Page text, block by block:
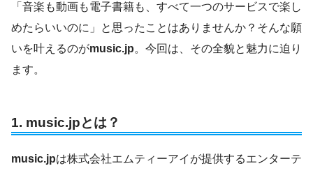
「音楽も動画も電子書籍も、すべて一つのサービスで楽し
めたらいいのに」と思ったことはありませんか？そんな願
いを叶えるのがmusic.jp。今回は、その全貌と魅力に迫り
ます。
1. music.jpとは？
music.jpは株式会社エムティーアイが提供するエンターテ